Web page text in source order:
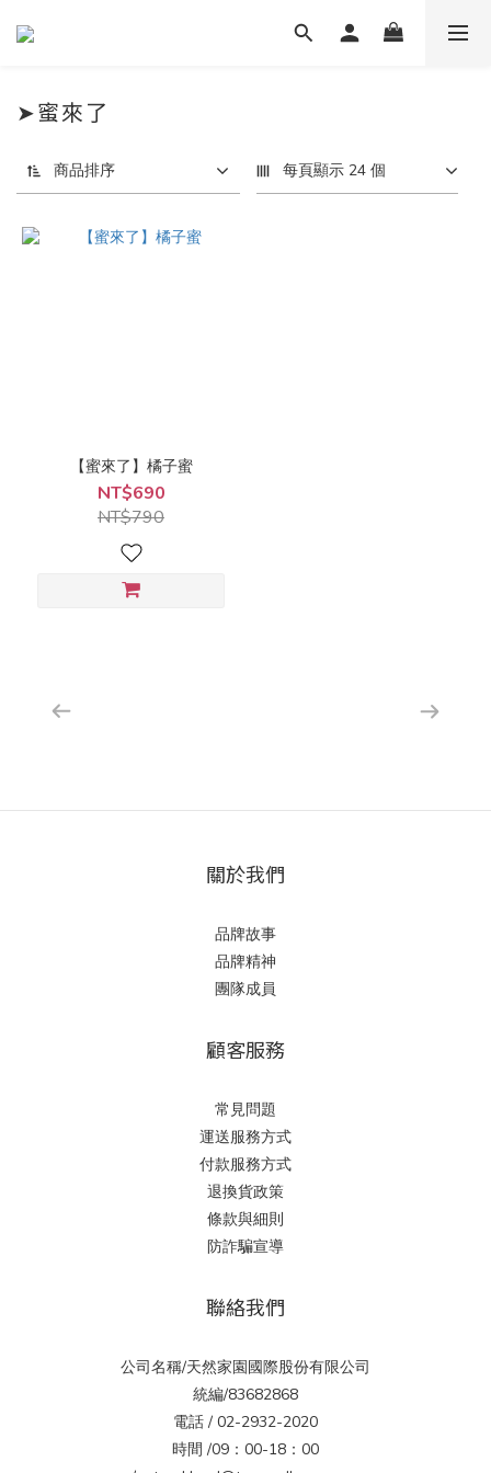
➤蜜來了
商品排序 每頁顯示 24 個
【蜜來了】橘子蜜
NT$690
NT$790
關於我們
品牌故事
品牌精神
團隊成員
顧客服務
常見問題
運送服務方式
付款服務方式
退換貨政策
條款與細則
防詐騙宣導
聯絡我們
公司名稱/天然家園國際股份有限公司
統編/83682868
電話 / 02-2932-2020
時間 /09：00-18：00